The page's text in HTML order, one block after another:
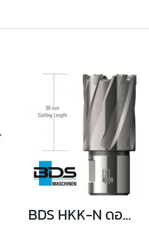
BDS HKK-N ดอกเจ็ทบอส ฟันคาร์ไบด์ (ระยะเจาะ 30 มม. GERMANY)